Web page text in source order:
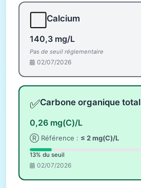
Calcium
140,3 mg/L
Pas de seuil réglementaire
02/07/2026
✅Carbone organique total
0,26 mg(C)/L
Ⓡ Référence : ≤ 2 mg(C)/L
13% du seuil
02/07/2026